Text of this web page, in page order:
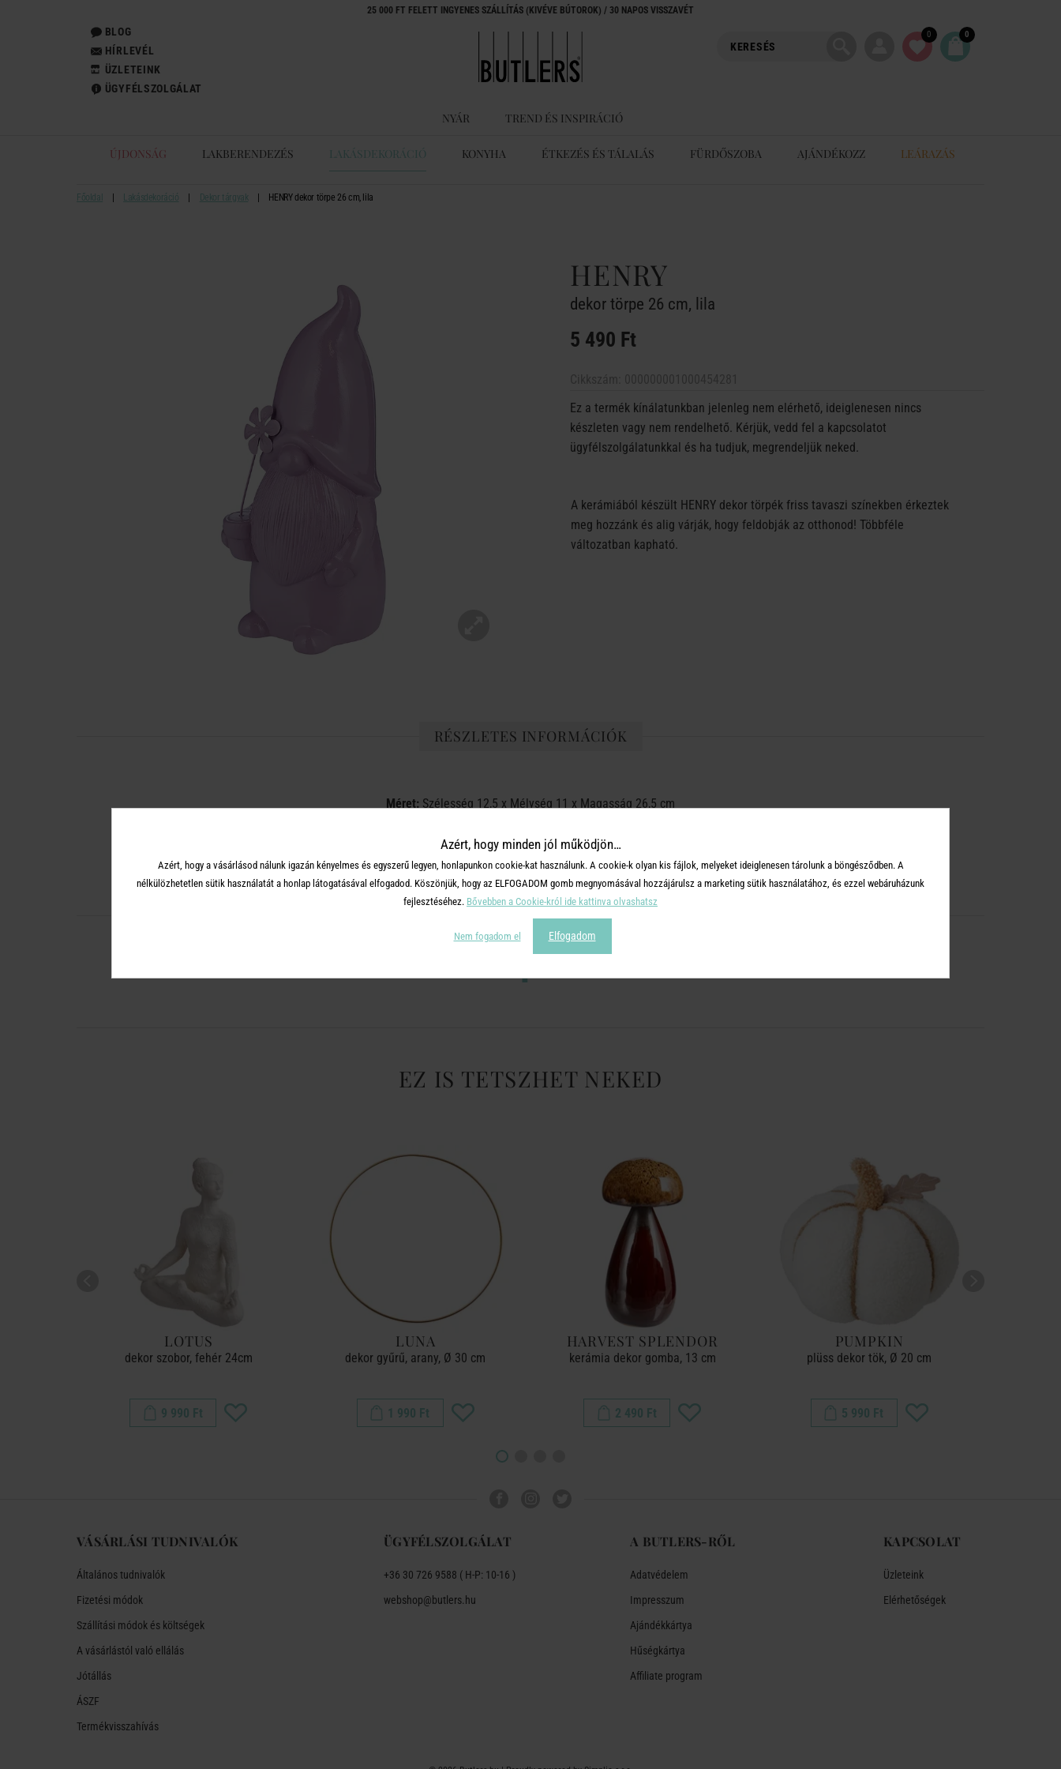
25 000 FT FELETT INGYENES SZÁLLÍTÁS (KIVÉVE BÚTOROK) / 30 NAPOS VISSZAVÉT
BLOG
HÍRLEVÉL
ÜZLETEINK
ÜGYFÉLSZOLGÁLAT
0 0
NYÁR TREND ÉS INSPIRÁCIÓ
ÚJDONSÁG LAKBERENDEZÉS LAKÁSDEKORÁCIÓ KONYHA ÉTKEZÉS ÉS TÁLALÁS FÜRDŐSZOBA AJÁNDÉKOZZ LEÁRAZÁS
Főoldal Lakásdekoráció Dekor tárgyak HENRY dekor törpe 26 cm, lila
HENRY
dekor törpe 26 cm, lila
5 490 Ft
Ez a termék kínálatunkban jelenleg nem elérhető, ideiglenesen nincs
készleten vagy nem rendelhető. Kérjük, vedd fel a kapcsolatot
ügyfélszolgálatunkkal és ha tudjuk, megrendeljük neked.
A kerámiából készült HENRY dekor törpék friss tavaszi színekben érkeztek
meg hozzánk és alig várják, hogy feldobják az otthonod! Többféle
változatban kapható.
RÉSZLETES INFORMÁCIÓK
Méret: Szélesség 12,5 x Mélység 11 x Magasság 26,5 cm
Anyag: Kerámia
OSZD MEG MÁSOKKAL!
EZ IS TETSZHET NEKED
LOTUS
dekor szobor, fehér 24cm
9 990 Ft
LUNA
dekor gyűrű, arany, Ø 30 cm
1 990 Ft
HARVEST SPLENDOR
kerámia dekor gomba, 13 cm
2 490 Ft
PUMPKIN
plüss dekor tök, Ø 20 cm
5 990 Ft
VÁSÁRLÁSI TUDNIVALÓK
Általános tudnivalók
Fizetési módok
Szállítási módok és költségek
A vásárlástól való ellálás
Jótállás
ÁSZF
Termékvisszahívás
ÜGYFÉLSZOLGÁLAT
+36 30 726 9588 ( H-P: 10-16 )
webshop@butlers.hu
A BUTLERS-RŐL
Adatvédelem
Impresszum
Ajándékkártya
Hűségkártya
Affiliate program
KAPCSOLAT
Üzleteink
Elérhetőségek
Azért, hogy minden jól működjön…
Azért, hogy a vásárlásod nálunk igazán kényelmes és egyszerű legyen, honlapunkon cookie-kat használunk. A cookie-k olyan kis fájlok, melyeket ideiglenesen tárolunk a böngésződben. A
nélkülözhetetlen sütik használatát a honlap látogatásával elfogadod. Köszönjük, hogy az ELFOGADOM gomb megnyomásával hozzájárulsz a marketing sütik használatához, és ezzel webáruházunk
fejlesztéséhez. Bővebben a Cookie-król ide kattinva olvashatsz
Nem fogadom el Elfogadom